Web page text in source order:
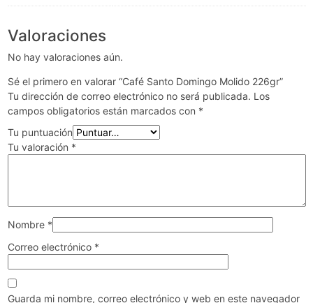
Valoraciones
No hay valoraciones aún.
Sé el primero en valorar “Café Santo Domingo Molido 226gr”
Tu dirección de correo electrónico no será publicada. Los
campos obligatorios están marcados con *
Tu puntuación
Tu valoración *
Nombre *
Correo electrónico *
Guarda mi nombre, correo electrónico y web en este navegador